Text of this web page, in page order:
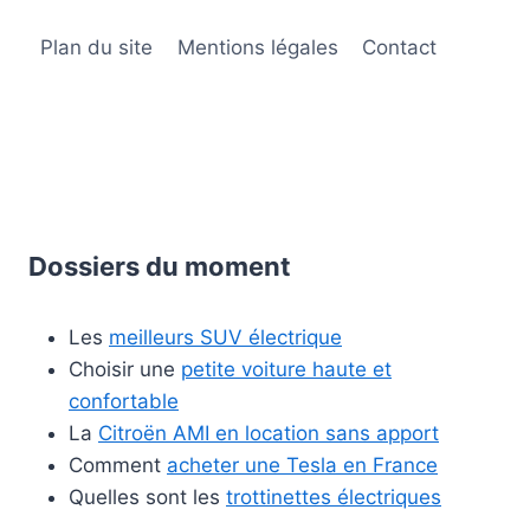
Plan du site Mentions légales Contact
Dossiers du moment
Les meilleurs SUV électrique
Choisir une petite voiture haute et
confortable
La Citroën AMI en location sans apport
Comment acheter une Tesla en France
Quelles sont les trottinettes électriques